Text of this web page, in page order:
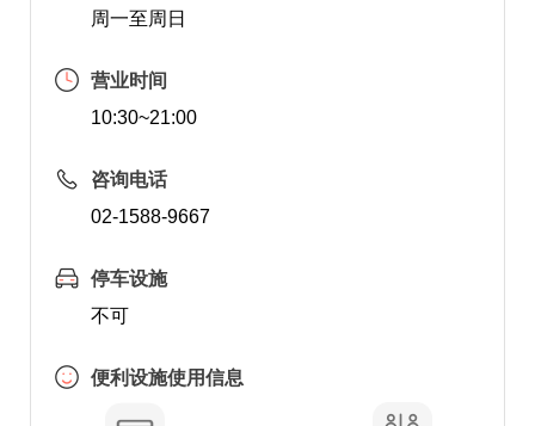
周一至周日
营业时间
10:30~21:00
咨询电话
02-1588-9667
停车设施
不可
便利设施使用信息